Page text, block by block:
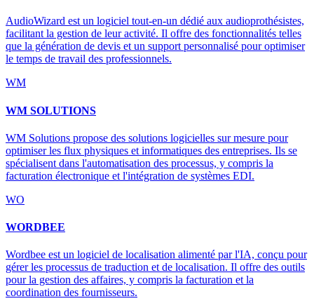
AudioWizard est un logiciel tout-en-un dédié aux audioprothésistes,
facilitant la gestion de leur activité. Il offre des fonctionnalités telles
que la génération de devis et un support personnalisé pour optimiser
le temps de travail des professionnels.
WM
WM SOLUTIONS
WM Solutions propose des solutions logicielles sur mesure pour
optimiser les flux physiques et informatiques des entreprises. Ils se
spécialisent dans l'automatisation des processus, y compris la
facturation électronique et l'intégration de systèmes EDI.
WO
WORDBEE
Wordbee est un logiciel de localisation alimenté par l'IA, conçu pour
gérer les processus de traduction et de localisation. Il offre des outils
pour la gestion des affaires, y compris la facturation et la
coordination des fournisseurs.